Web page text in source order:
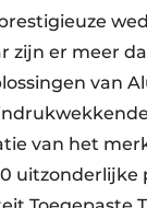
zijn er meer
van
van het
uitzonderlijke